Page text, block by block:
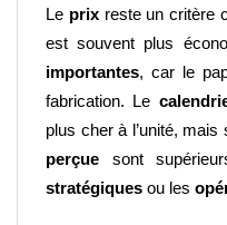
Le prix reste un critère
est souvent plus
importantes, car le
fabrication. Le
plus cher à l’unité, mais
perçue sont
stratégiques ou les